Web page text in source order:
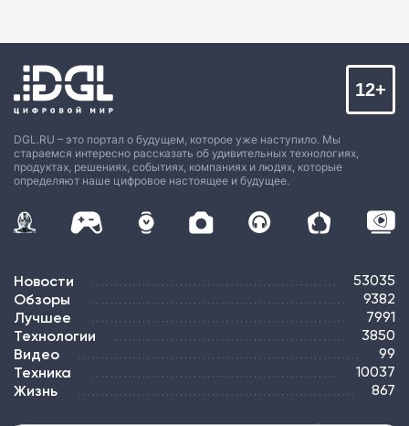
DGL.RU – это портал о будущем, которое уже наступило. Мы
стараемся интересно рассказать об удивительных технологиях,
продуктах, решениях, событиях, компаниях и людях, которые
определяют наше цифровое настоящее и будущее.
12+
Новости 53035
Обзоры 9382
Лучшее 7991
Технологии 3850
Видео 99
Техника 10037
Жизнь 867